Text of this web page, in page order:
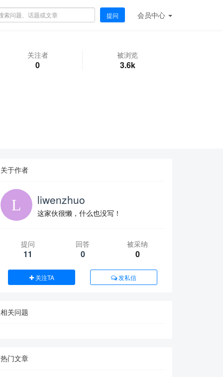
提问 会员中心
关注者
0
被浏览
3.6k
关于作者
liwenzhuo
这家伙很懒，什么也没写！
提问
11
回答
0
被采纳
0
关注TA 发私信
相关问题
热门文章